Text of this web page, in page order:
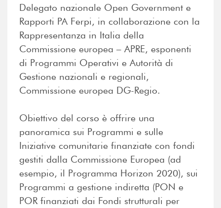
Delegato nazionale Open Government e
Rapporti PA Ferpi, in collaborazione con la
Rappresentanza in Italia della
Commissione europea – APRE, esponenti
di Programmi Operativi e Autorità di
Gestione nazionali e regionali,
Commissione europea DG-Regio.
Obiettivo del corso è offrire una
panoramica sui Programmi e sulle
Iniziative comunitarie finanziate con fondi
gestiti dalla Commissione Europea (ad
esempio, il Programma Horizon 2020), sui
Programmi a gestione indiretta (PON e
POR finanziati dai Fondi strutturali per